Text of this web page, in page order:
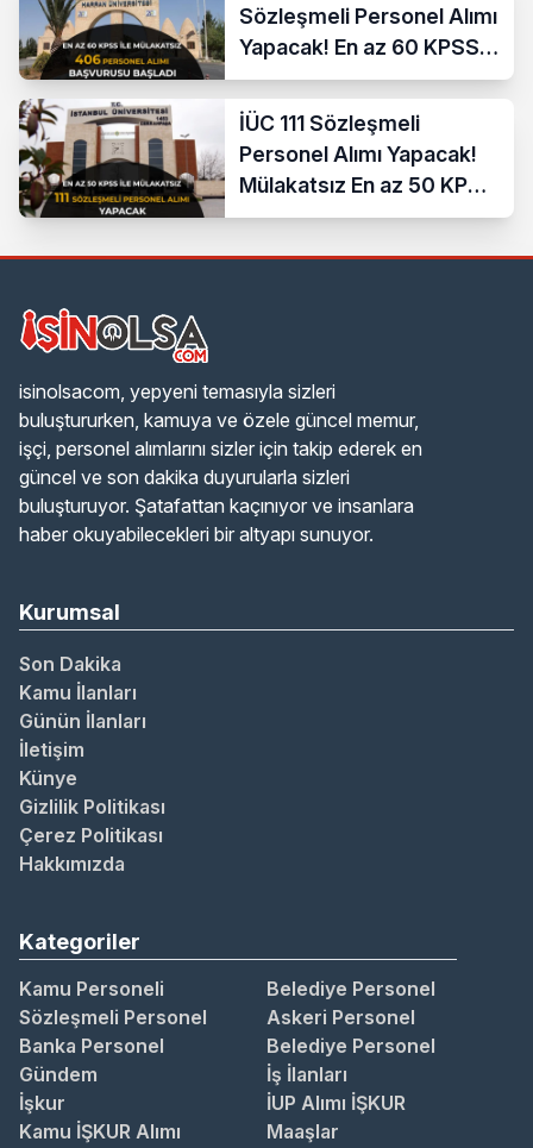
Sözleşmeli Personel Alımı
Yapacak! En az 60 KPSS
ve Lise
İÜC 111 Sözleşmeli
Personel Alımı Yapacak!
Mülakatsız En az 50 KPSS
ve Lise Mezunu
isinolsacom, yepyeni temasıyla sizleri
buluştururken, kamuya ve özele güncel memur,
işçi, personel alımlarını sizler için takip ederek en
güncel ve son dakika duyurularla sizleri
buluşturuyor. Şatafattan kaçınıyor ve insanlara
haber okuyabilecekleri bir altyapı sunuyor.
Kurumsal
Son Dakika
Kamu İlanları
Günün İlanları
İletişim
Künye
Gizlilik Politikası
Çerez Politikası
Hakkımızda
Kategoriler
Kamu Personeli
Belediye Personel
Sözleşmeli Personel
Askeri Personel
Banka Personel
Belediye Personel
Gündem
İş İlanları
İşkur
İUP Alımı İŞKUR
Kamu İŞKUR Alımı
Maaşlar